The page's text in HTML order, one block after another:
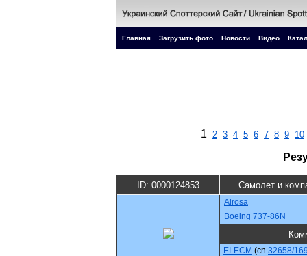
Главная Загрузить фото Новости Видео
1 2 3 4 5 6 7 8 9 10
ID: 0000124853 Самолет и
Alrosa
Boeing 737-86N
EI-ECM (cn 32658/